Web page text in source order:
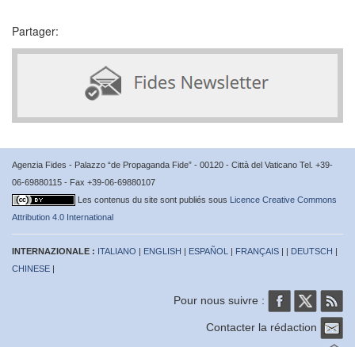
Partager:
Agenzia Fides - Palazzo “de Propaganda Fide” - 00120 - Città del Vaticano Tel. +39-
06-69880115 - Fax +39-06-69880107
Les contenus du site sont publiés sous Licence Creative Commons
Attribution 4.0 International
INTERNAZIONALE : ITALIANO | ENGLISH | ESPAÑOL | FRANÇAIS | | DEUTSCH |
CHINESE |
Pour nous suivre :
Contacter la rédaction